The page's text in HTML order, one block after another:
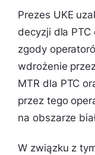
Prezes UKE
decyzji dla PTC
zgody
wdrożenie
MTR dla PTC
przez tego
na obszarze
W związku z